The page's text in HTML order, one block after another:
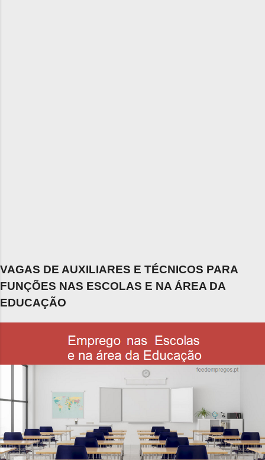
VAGAS DE AUXILIARES E TÉCNICOS PARA
FUNÇÕES NAS ESCOLAS E NA ÁREA DA
EDUCAÇÃO